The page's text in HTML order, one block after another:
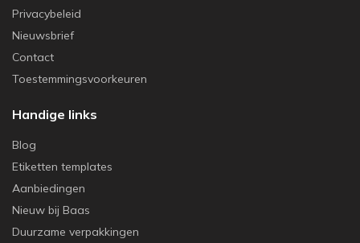
Privacybeleid
Nieuwsbrief
Contact
Toestemmingsvoorkeuren
Handige links
Blog
Etiketten templates
Aanbiedingen
Nieuw bij Baas
Duurzame verpakkingen